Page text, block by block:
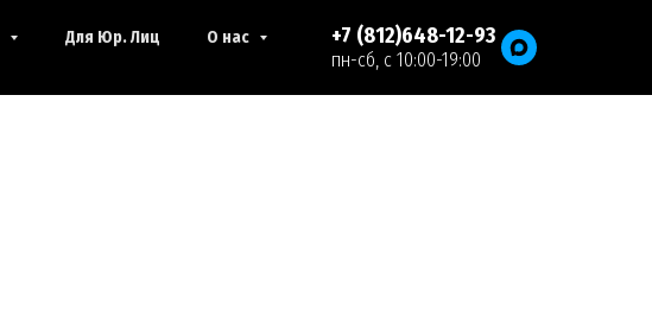
Для Юр. Лиц
О нас
+7 (812)648-12-93
пн-сб, с 10:00-19:00